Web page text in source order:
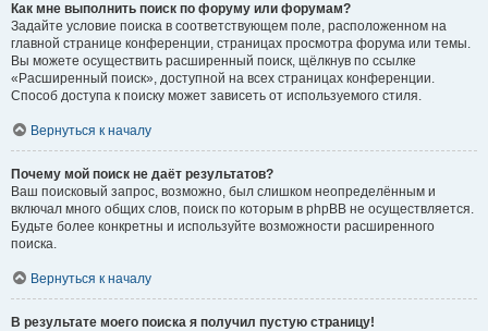
Как мне выполнить поиск по форуму или форумам?
Задайте условие поиска в соответствующем поле, расположенном на
главной странице конференции, страницах просмотра форума или темы.
Вы можете осуществить расширенный поиск, щёлкнув по ссылке
«Расширенный поиск», доступной на всех страницах конференции.
Способ доступа к поиску может зависеть от используемого стиля.
Вернуться к началу
Почему мой поиск не даёт результатов?
Ваш поисковый запрос, возможно, был слишком неопределённым и
включал много общих слов, поиск по которым в phpBB не осуществляется.
Будьте более конкретны и используйте возможности расширенного
поиска.
Вернуться к началу
В результате моего поиска я получил пустую страницу!